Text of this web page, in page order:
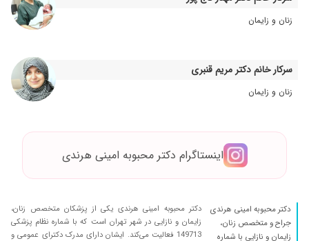
تایم اینترنتی گرفته بودم ، مدت زمان زیادی طول
دکتر در ایتا هستم.
۱۴۰۳/۰۲/۰۱
۱۴۰۴/۰۶/۳۱
نگرفتم. میتونم بگم ایشون از همه بهتر هستند.
بسیار دکتر باشخصیت ، بااخلاق، با حوصله، با دقت
به تمام سوال های بیمار پاسخ میدهند، و واقعا
هستند.
۱۴۰۵/۰۵/۱۵
ایشون عالی هستن ۱۴۰۴/۱۲/۰۲
زنان و زایمان
سرکار خانم دکتر مریم قنبری
زنان و زایمان
اینستاگرام دکتر محبوبه امینی هرندی
دکتر محبوبه امینی هرندی
جراح و متخصص زنان،
زایمان و نازایی با شماره
دکتر محبوبه امینی هرندی یکی از پزشکان متخصص زنان،
زایمان و نازایی در شهر تهران است که با شماره نظام پزشکی
149713 فعالیت می‌کند. ایشان دارای مدرک دکترای عمومی و